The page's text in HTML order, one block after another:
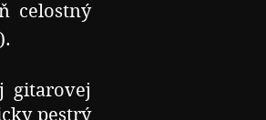
celostný
gitarovej
pestrý